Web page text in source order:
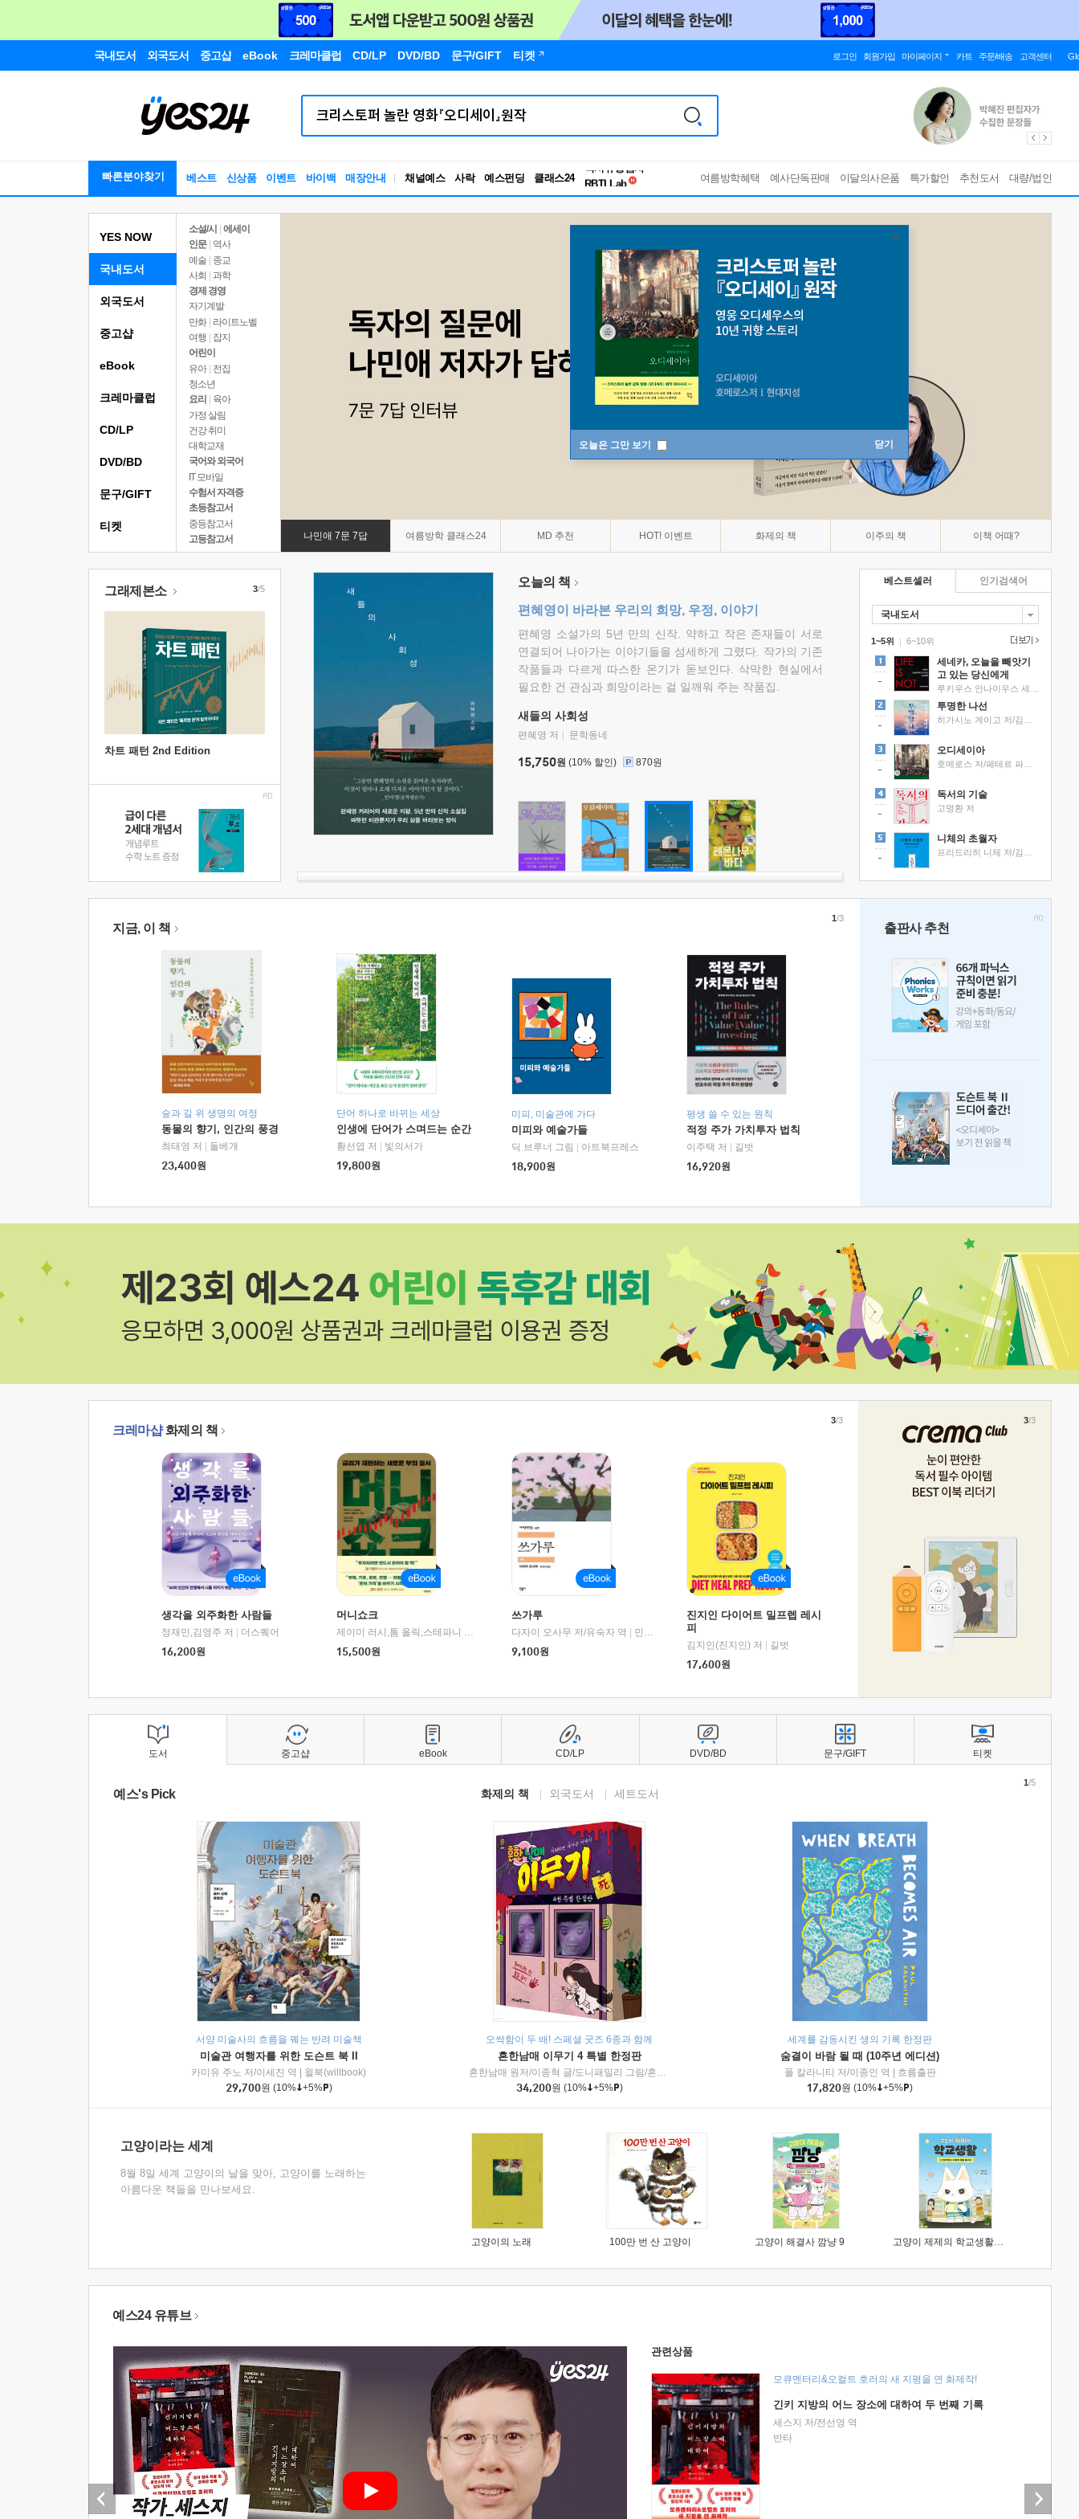
국내도서 외국도서 중고샵 eBook 크레마클럽 CD/LP DVD/BD 문구/GIFT 티켓 로그인 회원가입 마이페이지 카트 주문/배송 고객센터
빠른분야찾기 베스트 신상품 이벤트 바이백 매장안내 채널예스 사락 예스펀딩 클래스24
RBTI Lab
독서유형검사
여름방학혜택 예사단독판매 이달의사은품 특가할인 추천도서 대량/법인
오늘은 그만 보기 닫기
YES NOW
국내도서
소설/시
에세이
인문
역사
예술 | 종교
사회 | 과학
경제 경영
자기계발
만화 | 라이트노벨
여행
잡지
어린이
유아 | 전집
청소년
요리
육아
가정 살림
건강 취미
대학교재
국어와 외국어
IT 모바일
수험서 자격증
초등참고서
중등참고서
고등참고서
나민애 7문 7답 여름방학 클래스24 MD 추천 HOT! 이벤트 화제의 책 이주의 책 이책 어때?
외국도서
중고샵
eBook
크레마클럽
CD/LP
DVD/BD
문구/GIFT
티켓
그래제본소
차트 패턴 2nd Edition
3/5 오늘의 책
편혜영이 바라본 우리의 희망, 우정, 이야기
편혜영 소설가의 5년 만의 신작. 약하고 작은 존재들이 서로
연결되어 나아가는 이야기들을 섬세하게 그렸다. 작가의 기존
작품들과 다르게 따스한 온기가 돋보인다. 삭막한 현실에서
필요한 건 관심과 희망이라는 걸 일깨워 주는 작품집.
새들의 사회성
편혜영 저 문학동네
15,750원 (10% 할인) 870원
베스트셀러
국내도서
1~5위 |
세네카, 오늘을 빼앗기
고 있는 당신에게
투명한 나선
오디세이아
독서의 기술
고명환 저
니체의 초월자
6~10위
인기검색어
지금, 이 책
숲과 길 위 생명의 여정
동물의 향기, 인간의 풍경
최태영 저
돌베개
23,400원
단어 하나로 바뀌는 세상
인생에 단어가 스며드는 순간
황선엽 저
빛의서가
19,800원
미피, 미술관에 가다
미피와 예술가들
딕 브루너 그림
아트북프레스
18,900원
평생 쓸 수 있는 원칙
적정 주가 가치투자 법칙
이주택 저
길벗
16,920원
1/3
출판사 추천
크레마샵화제의 책
생각을 외주화한 사람들
정재민,김영주 저
더스퀘어
16,200원
머니쇼크
제이미 러시,톰 올릭,스테파니 플랜더스 편저/임경은 역/박정호 감수 |
교보문고
15,500원
쓰가루
다자이 오사무 저/유숙자 역
민음사
9,100원
진지인 다이어트 밀프렙 레시
피
김지인(진지인) 저
길벗
17,600원
3/3 3/3
도서
예스's Pick 화제의 책 외국도서 세트도서
서양 미술사의 흐름을 꿰는 반려 미술책
미술관 여행자를 위한 도슨트 북 II
카미유 주노 저/이세진 역
윌북(willbook)
29,700원 (10% +5% )
오싹함이 두 배! 스페셜 굿즈 6종과 함께
흔한남매 이무기 4 특별 한정판
흔한남매 원저/이종혁 글/도니패밀리 그림/흔한컴퍼니 감수
미래엔아이세움
34,200원 (10% +5% )
세계를 감동시킨 생의 기록 한정판
숨결이 바람 될 때 (10주년 에디션)
폴 칼라니티 저/이종인 역
흐름출판
17,820원 (10% +5% )
1/5
고양이라는 세계
8월 8일 세계 고양이의 날을 맞아, 고양이를 노래하는
아름다운 책들을 만나보세요.
고양이의 노래 100만 번 산 고양이 고양이 해결사 깜냥 9 고양이 제제의 학교생활 1 : 초등학생이 이렇게 힘들 줄이야
중고샵 eBook CD/LP DVD/BD 문구/GIFT 티켓
예스24 유튜브
관련상품
모큐멘터리&오컬트 호러의 새 지평을 연 화제작!
긴키 지방의 어느 장소에 대하여 두 번째 기록
세스지 저/전선영 역
반타